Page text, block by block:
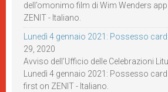
dell’omonimo film di Wim Wenders
ZENIT - Italiano.
Lunedì 4 gennaio 2021: Possesso
29, 2020
Avviso dell’Ufficio delle Celebrazioni
Lunedì 4 gennaio 2021: Possesso
first on ZENIT - Italiano.